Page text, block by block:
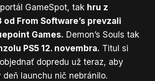
GameSpot, tak hru z
od From Software’s prevzali
Games. Demon’s Souls tak
PS5 12. novembra. Titul si
dopredu už teraz, aby
deň launchu nič nebránilo.